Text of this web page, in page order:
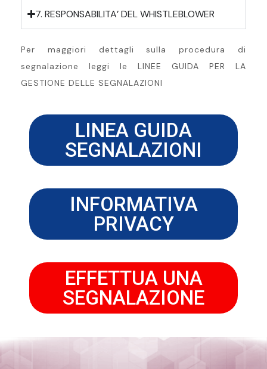
7. RESPONSABILITA’ DEL WHISTLEBLOWER
Per maggiori dettagli sulla procedura di
segnalazione leggi le LINEE GUIDA PER LA
GESTIONE DELLE SEGNALAZIONI
LINEA GUIDA
SEGNALAZIONI
INFORMATIVA
PRIVACY
EFFETTUA UNA
SEGNALAZIONE